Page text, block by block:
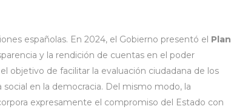
españolas. En 2024, el Gobierno presentó el Plan
y la rendición de cuentas en el poder
objetivo de facilitar la evaluación ciudadana de los
en la democracia. Del mismo modo, la
expresamente el compromiso del Estado con